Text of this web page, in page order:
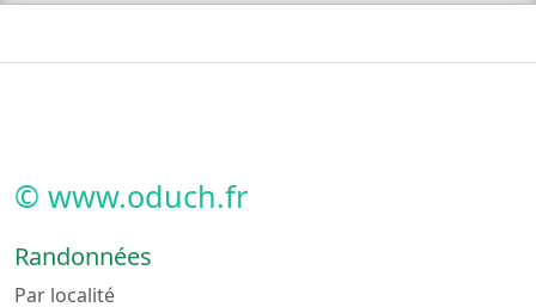
© www.oduch.fr
Randonnées
Par localité